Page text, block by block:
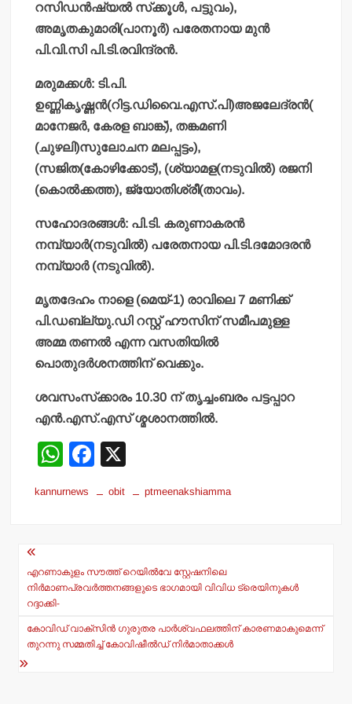
റസിഡന്‍ഷ്യല്‍ സ്‌ക്കൂള്‍, പട്ടുവം),
അമൃതകുമാരി(പാനൂര്‍) പരേതനായ മുന്‍
പി.വി.സി പി.ടി.രവിന്ദ്രന്‍.
മരുമക്കള്‍: ടി.പി.
ഉണ്ണികൃഷ്ണന്‍(റിട്ട.ഡിവൈ.എസ്.പി)അജലേദ്രന്‍(
മാനേജര്‍, കേരള ബാങ്ക്), തങ്കമണി
(ചുഴലി)സുലോചന മലപ്പട്ടം),
(സജിത(കോഴിക്കോട്), (ശ്യാമള(നടുവില്‍) രജനി
(കൊല്‍ക്കത്ത), ജ്യോതിശ്രീ(താവം).
സഹോദരങ്ങള്‍: പി.ടി. കരുണാകരന്‍
നമ്പ്യാര്‍(നടുവില്‍) പരേതനായ പി.ടി.ദമോദരന്‍
നമ്പ്യാര്‍ (നടുവില്‍).
മൃതദേഹം നാളെ (മെയ്-1) രാവിലെ 7 മണിക്ക്
പി.ഡബ്ല്യു.ഡി റസ്റ്റ് ഹൗസിന് സമീപമുള്ള
അമ്മ തണല്‍ എന്ന വസതിയില്‍
പൊതുദര്‍ശനത്തിന് വെക്കും.
ശവസംസ്‌ക്കാരം 10.30 ന് തൃച്ചംബരം പട്ടപ്പാറ
എന്‍.എസ്.എസ് ശ്മശാനത്തില്‍.
W
at
p
F
c
o
k
kannurnews obit ptmeenakshiamma
Post
navigation
എറണാകുളം സൗത്ത് റെയില്‍വേ സ്റ്റേഷനിലെ
നിര്‍മാണപ്രവര്‍ത്തനങ്ങളുടെ ഭാഗമായി വിവിധ ട്രെയിനുകള്‍
റദ്ദാക്കി-
കോവിഡ് വാക്സിന്‍ ഗുരുതര പാര്‍ശ്വഫലത്തിന് കാരണമാകുമെന്ന്
തുറന്നു സമ്മതിച്ച് കോവിഷീല്‍ഡ് നിര്‍മാതാക്കള്‍